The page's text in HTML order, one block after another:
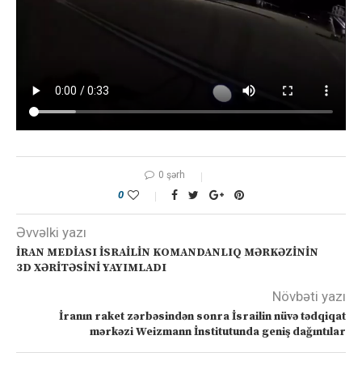
0 şərh
0
Əvvəlki yazı
İRAN MEDİASI İSRAİLİN KOMANDANLIQ MƏRKƏZİNİN
3D XƏRİTƏSİNİ YAYIMLADI
Növbəti yazı
İranın raket zərbəsindən sonra İsrailin nüvə tədqiqat
mərkəzi Weizmann İnstitutunda geniş dağıntılar